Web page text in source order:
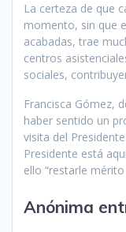
La certeza de que
momen­to, sin que
acabadas, trae
centros
sociales,
Francisca Gómez,
haber sentido un
visita del
Presidente está
ello “restarle
Anónima